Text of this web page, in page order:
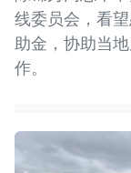
线委员会，看
助金，协助当
作。